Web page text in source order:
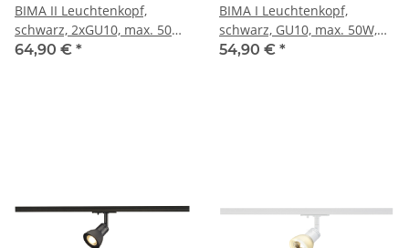
BIMA II Leuchtenkopf,
schwarz, 2xGU10, max. 50W,
inkl. 1P.-Adapter
64,90 € *
BIMA I Leuchtenkopf,
schwarz, GU10, max. 50W,
inkl. 1P.-Adapter
54,90 € *